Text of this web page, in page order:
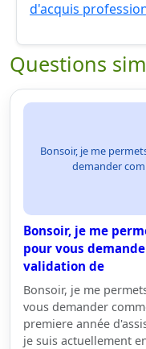
d'acquis
Questions
Bonsoir, je me
demander
Bonsoir, je me
pour vous
validation de
Bonsoir, je me
vous demander
premiere année
je suis actuellement